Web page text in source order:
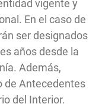
vigente y
En el caso de
ser designados
años desde la
Además,
de Antecedentes
del Interior.